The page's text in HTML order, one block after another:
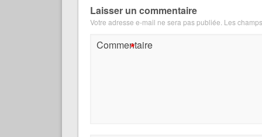
Laisser un commentaire
Votre adresse e-mail ne sera pas publiée. Les
Commentaire
*